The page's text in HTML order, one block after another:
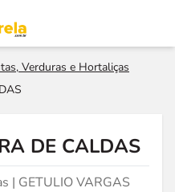
Verduras e Hortaliças
DE CALDAS
| GETULIO VARGAS